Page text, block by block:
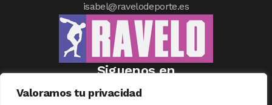
Valoramos tu privacidad
isabel@ravelodeporte.es
Siguenos en